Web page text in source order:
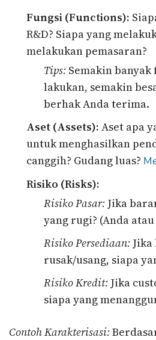
Fungsi (Functions):
R&D? Siapa yang
melakukan pemasaran?
Tips: Semakin
lakukan, semakin
berhak Anda terima.
Aset (Assets): Aset apa
untuk menghasilkan
canggih? Gudang luas?
Risiko (Risks):
Risiko Pasar: Jika
yang rugi? (Anda
Risiko Persediaan:
rusak/usang, siapa
Risiko Kredit: Jika
siapa yang
Contoh Karakterisasi: